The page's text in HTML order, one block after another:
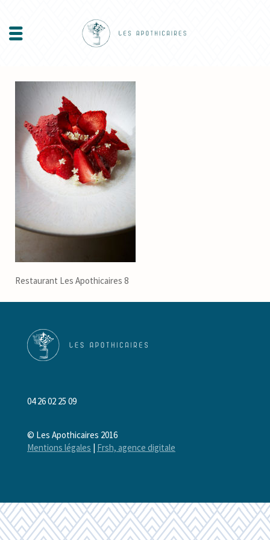
Restaurant Les Apothicaires 8
04 26 02 25 09
© Les Apothicaires 2016
Mentions légales
Frsh, agence digitale